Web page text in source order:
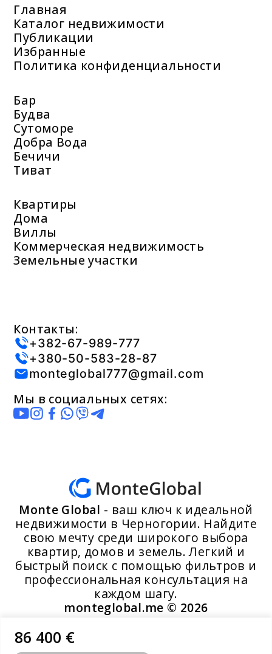
86 400 €
Главная
Каталог недвижимости
Публикации
Избранные
Политика конфиденциальности
Бар
Будва
Сутоморе
Добра Вода
Бечичи
Тиват
Квартиры
Дома
Виллы
Коммерческая недвижимость
Земельные участки
Контакты:
+382-67-989-777
+380-50-583-28-87
monteglobal777@gmail.com
Мы в социальных сетях:
Monte Global - ваш ключ к идеальной
недвижимости в Черногории. Найдите
свою мечту среди широкого выбора
квартир, домов и земель. Легкий и
быстрый поиск с помощью фильтров и
профессиональная консультация на
каждом шагу.
monteglobal.me © 2026